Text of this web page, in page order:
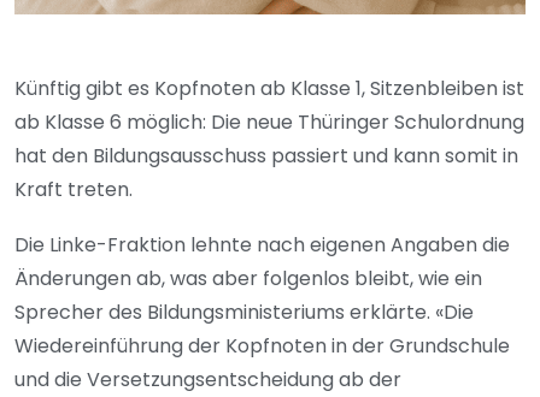
Künftig gibt es Kopfnoten ab Klasse 1, Sitzenbleiben ist
ab Klasse 6 möglich: Die neue Thüringer Schulordnung
hat den Bildungsausschuss passiert und kann somit in
Kraft treten.
Die Linke-Fraktion lehnte nach eigenen Angaben die
Änderungen ab, was aber folgenlos bleibt, wie ein
Sprecher des Bildungsministeriums erklärte. «Die
Wiedereinführung der Kopfnoten in der Grundschule
und die Versetzungsentscheidung ab der